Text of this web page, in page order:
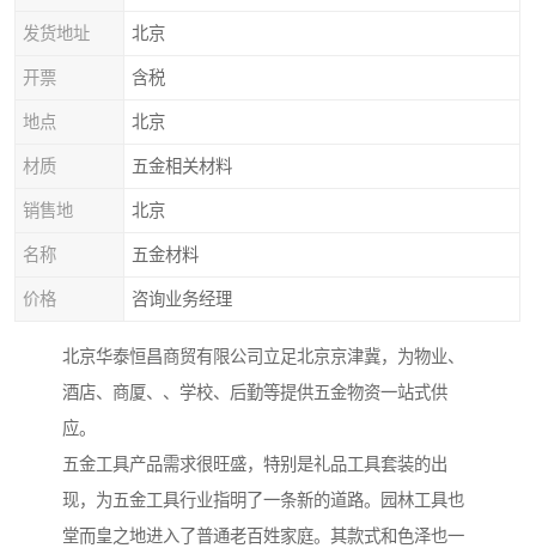
发货地址 北京
开票 含税
地点 北京
材质 五金相关材料
销售地 北京
名称 五金材料
价格 咨询业务经理
北京华泰恒昌商贸有限公司立足北京京津冀，为物业、
酒店、商厦、、学校、后勤等提供五金物资一站式供
应。
五金工具产品需求很旺盛，特别是礼品工具套装的出
现，为五金工具行业指明了一条新的道路。园林工具也
堂而皇之地进入了普通老百姓家庭。其款式和色泽也一